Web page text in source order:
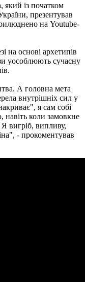
який із початком
презентував
на Youtube-
на основі архетипів
уособлюють сучасну
А головна мета
внутрішніх сил у
я сам собі
коли замовкне
вигріб, випливу,
- прокоментував